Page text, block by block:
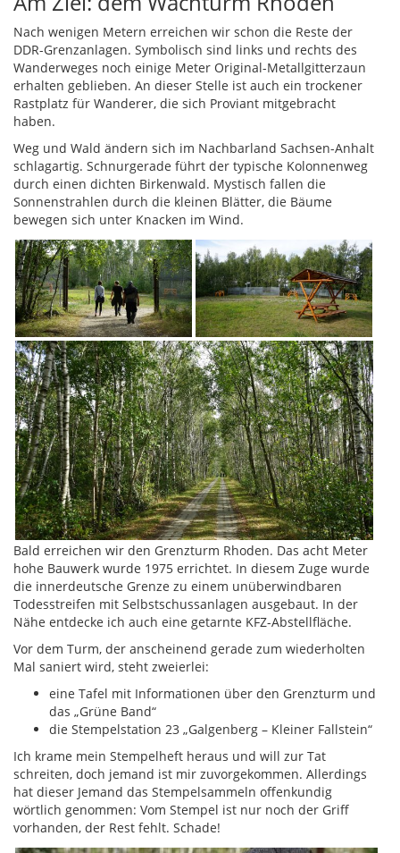
Nach wenigen Metern erreichen wir schon die Reste der
DDR-Grenzanlagen. Symbolisch sind links und rechts des
Wanderweges noch einige Meter Original-Metallgitterzaun
erhalten geblieben. An dieser Stelle ist auch ein trockener
Rastplatz für Wanderer, die sich Proviant mitgebracht
haben.
Weg und Wald ändern sich im Nachbarland Sachsen-Anhalt
schlagartig. Schnurgerade führt der typische Kolonnenweg
durch einen dichten Birkenwald. Mystisch fallen die
Sonnenstrahlen durch die kleinen Blätter, die Bäume
bewegen sich unter Knacken im Wind.
Bald erreichen wir den Grenzturm Rhoden. Das acht Meter
hohe Bauwerk wurde 1975 errichtet. In diesem Zuge wurde
die innerdeutsche Grenze zu einem unüberwindbaren
Todesstreifen mit Selbstschussanlagen ausgebaut. In der
Nähe entdecke ich auch eine getarnte KFZ-Abstellfläche.
Vor dem Turm, der anscheinend gerade zum wiederholten
Mal saniert wird, steht zweierlei:
eine Tafel mit Informationen über den Grenzturm und
das „Grüne Band“
die Stempelstation 23 „Galgenberg – Kleiner Fallstein“
Ich krame mein Stempelheft heraus und will zur Tat
schreiten, doch jemand ist mir zuvorgekommen. Allerdings
hat dieser Jemand das Stempelsammeln offenkundig
wörtlich genommen: Vom Stempel ist nur noch der Griff
vorhanden, der Rest fehlt. Schade!